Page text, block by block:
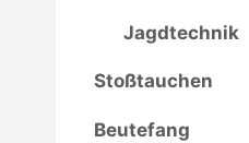
Jagdtechnik
Stoßtauchen
Beutefang